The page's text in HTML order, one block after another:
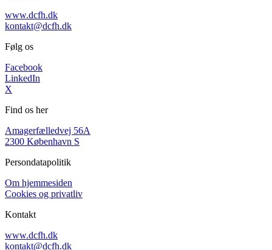
www.dcfh.dk
kontakt@dcfh.dk
Følg os
Facebook
LinkedIn
X
Find os her
Amagerfælledvej 56A
2300 København S
Persondatapolitik
Om hjemmesiden
Cookies og privatliv
Kontakt
www.dcfh.dk
kontakt@dcfh.dk